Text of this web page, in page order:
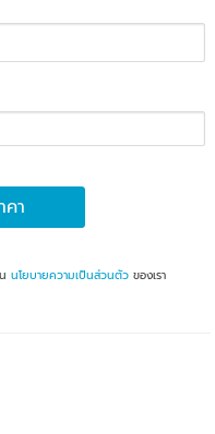
คา
นโยบายความเป็นส่วนตัวของเรา